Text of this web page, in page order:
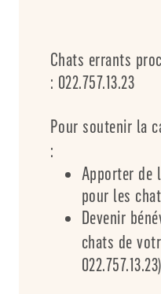
Chats errants
: 022.757.13.23
Pour soutenir la
:
Apporter de
pour les
Devenir
chats de
022.757.13.23)